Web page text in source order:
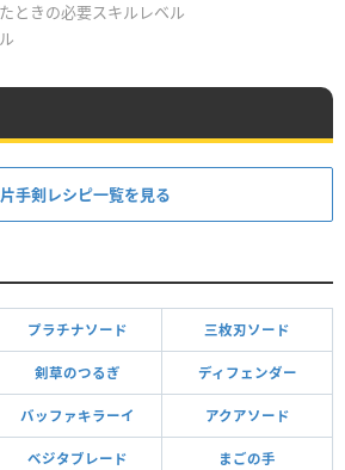
ときの必要スキルレベル
手剣レシピ一覧を見る
プラチナソード 三枚刃ソード
剣草のつるぎ ディフェンダー
バッファキラーイ アクアソード
ベジタブレード まごの手